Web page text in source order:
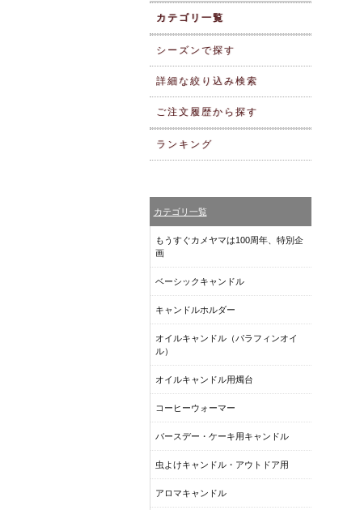
カテゴリ一覧
シーズンで探す
詳細な絞り込み検索
ご注文履歴から探す
ランキング
カテゴリ一覧
もうすぐカメヤマは100周年、特別企
画
ベーシックキャンドル
キャンドルホルダー
オイルキャンドル（パラフィンオイ
ル）
オイルキャンドル用燭台
コーヒーウォーマー
バースデー・ケーキ用キャンドル
虫よけキャンドル・アウトドア用
アロマキャンドル